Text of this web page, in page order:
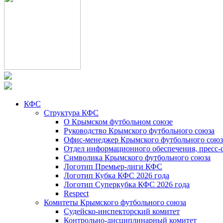
КФС
Структура КФС
О Крымском футбольном союзе
Руководство Крымского футбольного союза
Офис-менеджер Крымского футбольного
Отдел информационного обеспечения, пресс-
Символика Крымского футбольного союза
Логотип Премьер-лиги КФС
Логотип Кубка КФС 2026 года
Логотип Суперкубка КФС 2026 года
Respect
Комитеты Крымского футбольного союза
Судейско-инспекторский комитет
Контрольно-дисциплинарный комитет